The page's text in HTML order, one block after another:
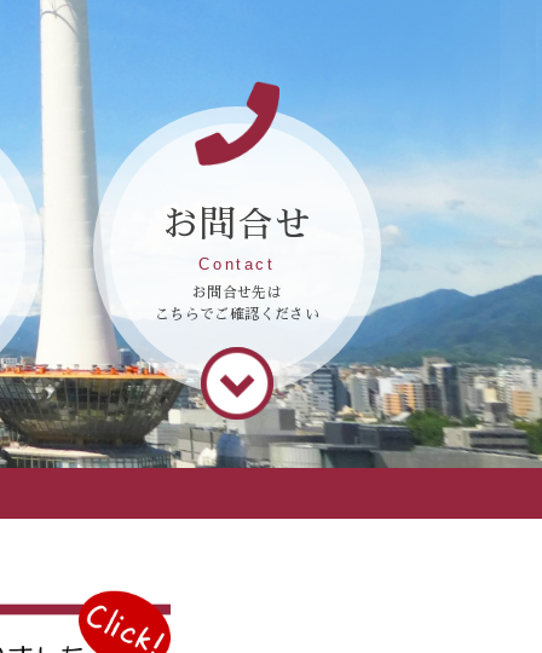
お問合せ
Contact
お問合せ先は
こちらでご確認ください